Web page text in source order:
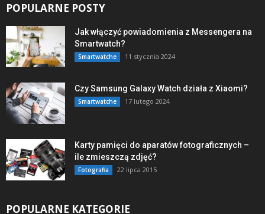
POPULARNE POSTY
Jak włączyć powiadomienia z Messengera na
Smartwatch?
Smartwatche 11 stycznia 2024
Czy Samsung Galaxy Watch działa z Xiaomi?
Smartwatche 17 lutego 2024
Karty pamięci do aparatów fotograficznych –
ile zmieszczą zdjęć?
Fotografia 22 lipca 2015
POPULARNE KATEGORIE